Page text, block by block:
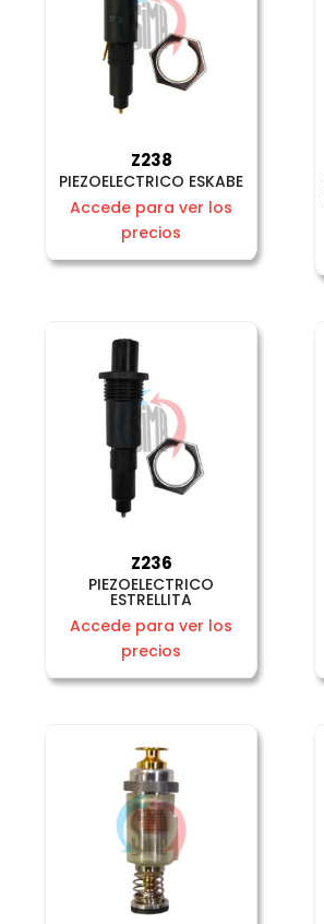
Z238
PIEZOELECTRICO ESKABE
Accede para ver los
precios
Z236
PIEZOELECTRICO
ESTRELLITA
Accede para ver los
precios